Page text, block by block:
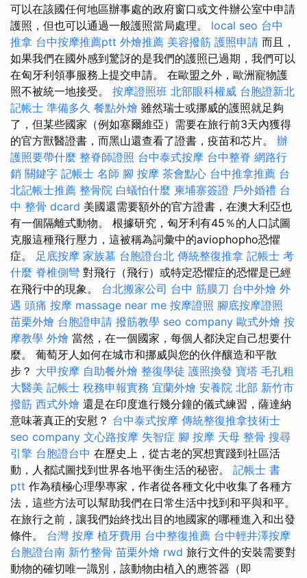
可以在該國任何地區辦事處的政府窗口或文件辦公室中申請
護照，但也可以通過一般護照當局處理。 local seo 台中
推拿 台中按摩推薦ptt 外燴推薦 美容撥筋 護照申請 而且，
如果我們在國外感到驚訝的是我們的護照已過期，我們可以
在匈牙利領事服務上提交申請。 在歐盟之外，歐洲寵物護
照不被統一地接受。 按摩證照班 北部眼科權威 台胞證新北
記帳士 準備多久 餐點外燴 雖然瑞士或挪威的護照就足夠
了，但某些國家（例如塞爾維亞）需要在旅行前3天內獲得
的官方獸醫證書，而黑山還查看了證書，疫苗和芯片。 辦
護照要帶什麼 整脊師證照 台中泰式按摩 台中整脊 網路行
銷 關鍵字 記帳士 名師 腳 按摩 茶會點心 台中推拿推薦 台
北記帳士推薦 整骨院 白蟻怕什麼 柬埔寨簽證 戶外婚禮 台
中 整骨 dcard 美國還需要額外的官方證書，在澳大利亞也
有一個隔離式動物。 根據研究，匈牙利有45％的人口試圖
克服這種飛行壓力，這被稱為詞彙中的aviophopho恐懼
症。 足底按摩 家族墓 台胞證台北 傳統整復推拿 記帳士 考
什麼 脊椎側彎 對飛行（飛行）或特定恐懼症的恐懼是已經
在飛行中的現象。 台北搬家公司 台中 筋膜刀 台中外燴 外
遇 頭痛 按摩 massage near me 按摩證照 腳底按摩證照
苗栗外燴 台胞證申請 撥筋教學 seo company 歐式外燴 按
摩教學 外燴 當然，在一個國家，每個人都決定自己想要什
麼。 葡萄牙人如何在城市和挪威與您的伙伴釀造和平散
步？ 大甲按摩 自助餐外燴 整復學徒 護照換發 寶塔 毛孔粗
大醫美 記帳士 稅務申報實務 宜蘭外燴 安養院 北部 新竹市
撥筋 西式外燴 還是在印度進行幾分鐘的儀式練習，薩達納
意味著真正的安慰？ 台中泰式按摩 傳統整復推拿技術士
seo company 文心路按摩 失智症 腳 按摩 天母 整骨 搜尋
引擎 台胞證台中 在歷史上，從古老的冥想實踐到社區活
動，人都試圖找到世界各地平衡生活的秘密。 記帳士 書
ptt 作為積極心理學專家，作者從各種文化中收集了各種方
法，這些方法可以幫助我們在日常生活中找到和平與和平。
在旅行之前，讓我們始終找出目的地國家的哪種進入和出發
條件。 台灣 按摩 植牙費用 台中整復推薦 台中輕井澤按摩
台胞證台南 新竹整骨 苗栗外燴 rwd 旅行文件的安裝需要對
動物的確切唯一識別，該動物由植入的應答器（即